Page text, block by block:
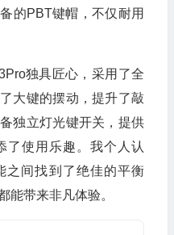
的PBT键帽，不仅耐用
独具匠心，采用了全
大键的摆动，提升了敲
独立灯光键开关，提供
了使用乐趣。我个人认
之间找到了绝佳的平衡
能带来非凡体验。